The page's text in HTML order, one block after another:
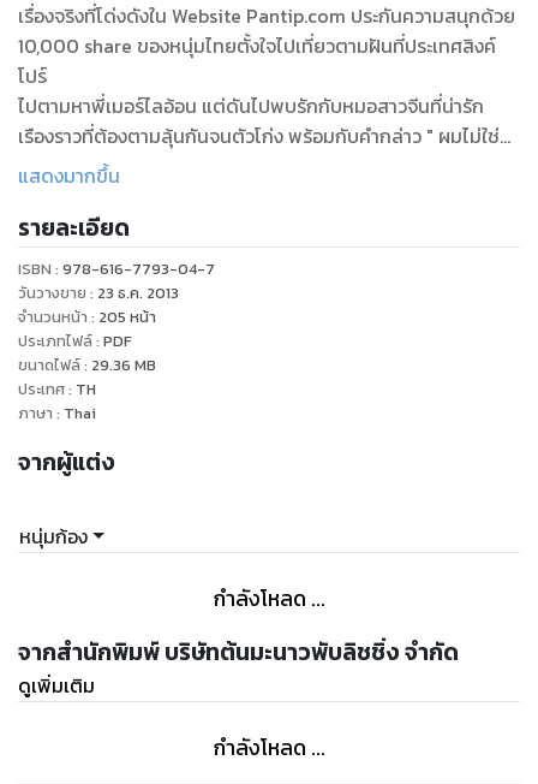
เรื่องจริงที่โด่งดังใน Website Pantip.com ประกันความสนุกด้วย
10,000 share ของหนุ่มไทยตั้งใจไปเที่ยวตามฝันที่ประเทศสิงค์
โปร์
ไปตามหาพี่เมอร์ไลอ้อน แต่ดันไปพบรักกับหมอสาวจีนที่น่ารัก
เรืองราวที่ต้องตามลุ้นกันจนตัวโก่ง พร้อมกับคำกล่าว " ผมไม่ใช่
ผู้ชายที่ดีที่สุดสำหรับคุณ ผมไม่ใช่หมอ แต่ผมรักคุณเท่านั้นเอง "
จำนวนมากที่ไม่มีใครรู้ แล้วจะพลาดได้งัยเนี่ย
แสดงมากขึ้น
รายละเอียด
ISBN : 978-616-7793-04-7
วันวางขาย : 23 ธ.ค. 2013
จำนวนหน้า : 205 หน้า
ประเภทไฟล์: PDF
ขนาดไฟล์: 29.36 MB
ประเทศ: TH
ภาษา : Thai
จากผู้แต่ง
หนุ่มก้อง
กำลังโหลด ...
จากสำนักพิมพ์ บริษัทต้นมะนาวพับลิชชิ่ง จำกัด
ดูเพิ่มเติม
กำลังโหลด ...